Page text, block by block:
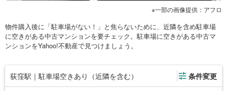
一部の画像提供：アフロ
物件購入後に「駐車場がない！」と焦らないために、近隣を含め駐車場
に空きがある中古マンションを要チェック。駐車場に空きがある中古マ
ンションをYahoo!不動産で見つけましょう。
荻窪駅｜駐車場空きあり（近隣を含む） 条件変更